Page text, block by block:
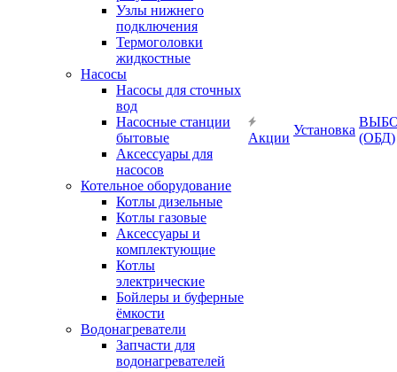
Узлы нижнего
подключения
Термоголовки
жидкостные
Насосы
Насосы для сточных
вод
Насосные станции
бытовые
Аксессуары для
насосов
Котельное оборудование
Котлы дизельные
Котлы газовые
Аксессуары и
комплектующие
Котлы
электрические
Бойлеры и буферные
ёмкости
Водонагреватели
Запчасти для
водонагревателей
Акции
Установка
(ОБД)